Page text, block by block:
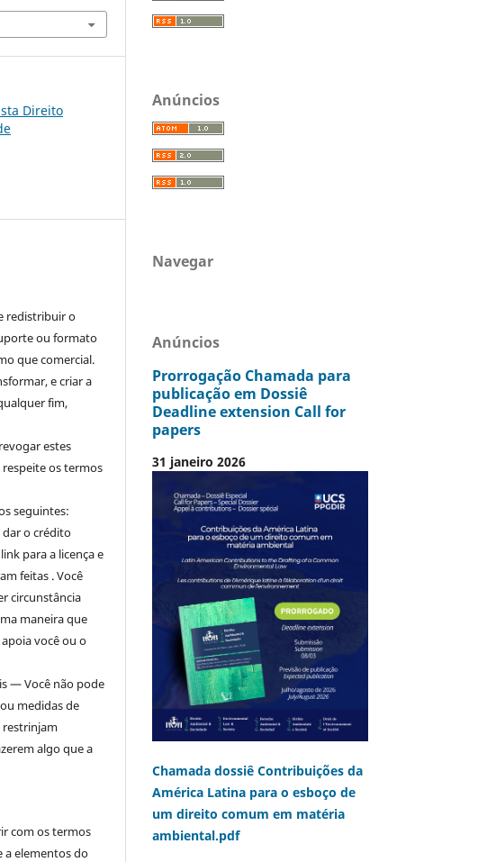
Direito
redistribuir o
ou formato
que comercial.
e criar a
fim,
estes
os termos
seguintes:
o crédito
para a licença e
feitas . Você
circunstância
maneira que
você ou o
— Você não pode
medidas de
restrinjam
algo que a
com os termos
a elementos do
Anúncios
Navegar
Anúncios
Prorrogação Chamada para
publicação em Dossiê
Deadline extension Call for
papers
31 janeiro 2026
Chamada dossiê Contribuições da
América Latina para o esboço de
um direito comum em matéria
ambiental.pdf